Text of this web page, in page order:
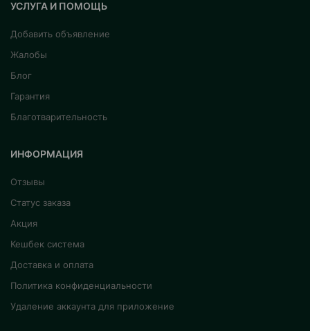
УСЛУГА И ПОМОЩЬ
Добавить объявление
Жалобы
Блог
Гарантия
Благотварительность
ИНФОРМАЦИЯ
Отзывы
Статус заказа
Акция
Кешбек система
Доставка и оплата
Политика конфиденциальности
Удаление аккаунта для приложение